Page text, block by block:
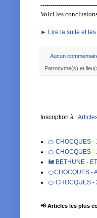
Voici les
► Lire la suite et
Aucun
Patronyme(s) et
Inscription à :
🍊 CHOCQUES -
🍊 CHOCQUES -
🚂 BETHUNE -
🍊CHOCQUES -
🍊 CHOCQUES
📢 Articles les plus